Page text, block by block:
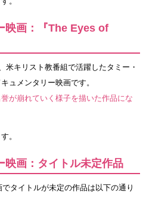
映画：『The Eyes of
米キリスト教番組で活躍したタミー・
ュメンタリー映画です。
が崩れていく様子を描いた作品にな
。
映画：タイトル未定作品
タイトルが未定の作品は以下の通り